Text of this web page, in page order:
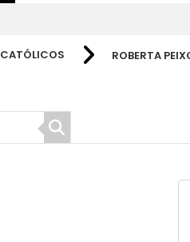
CATÓLICOS ROBERTA